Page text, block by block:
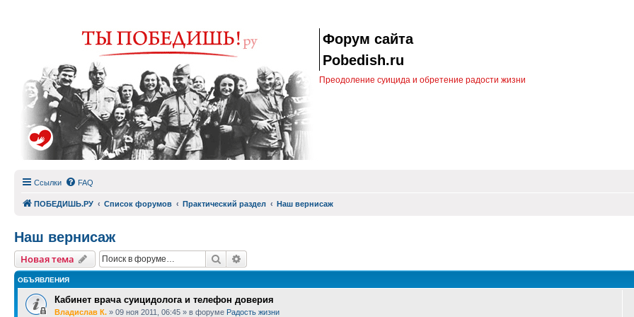
Форум сайта
Pobedish.ru
Преодоление суицида и обретение радости жизни
Ссылки FAQ
ПОБЕДИШЬ.РУ Список форумов Практический раздел Наш вернисаж
Наш вернисаж
Новая тема Поиск
ОБЪЯВЛЕНИЯ
Кабинет врача суицидолога и телефон доверия
Владислав К. » 09 ноя 2011, 06:45 » в форуме Радость жизни